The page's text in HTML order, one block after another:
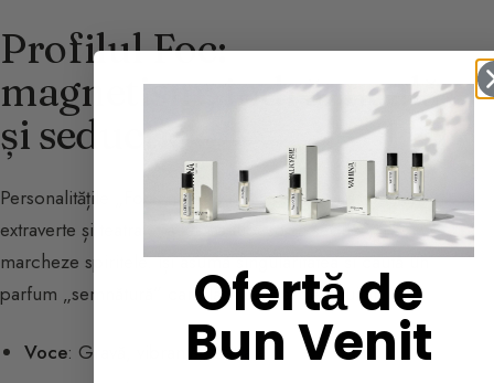
Profilul Foc:
magnetism, îndrăzneală
și seducție
Personalitățile „Foc” nu trec neobservate. Pasionate,
extraverte și teatrale, acestea iubesc să seducă și să
marcheze spiritele. Își asumă singularitatea și caută un
parfum „semnătură” care lasă un siaj de neuitat.
Voce: Gravă, vibrantă, teatrală.
Ofertă de
Bun Venit